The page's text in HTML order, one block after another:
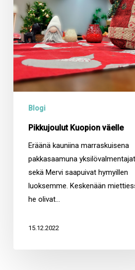
Blogi
Pikkujoulut Kuopion väelle
Eräänä kauniina marraskuisena
pakkasaamuna
sekä Mervi saapuivat hymyillen
luoksemme. Keskenään
he olivat…
15.12.2022